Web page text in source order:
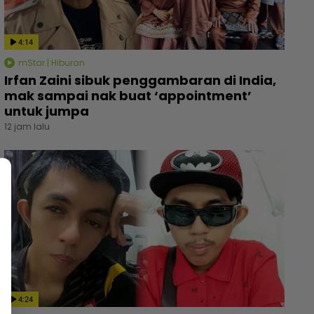
4:14
mStar | Hiburan
Irfan Zaini sibuk penggambaran di India,
mak sampai nak buat ‘appointment’
untuk jumpa
12 jam lalu
4:24